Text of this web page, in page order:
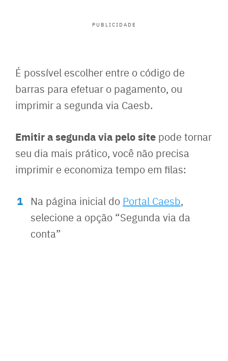
PUBLICIDADE
É possível escolher entre o código de
barras para efetuar o pagamento, ou
imprimir a segunda via Caesb.
Emitir a segunda via pelo site pode tornar
seu dia mais prático, você não precisa
imprimir e economiza tempo em filas:
Na página inicial do Portal Caesb,
selecione a opção “Segunda via da
conta”